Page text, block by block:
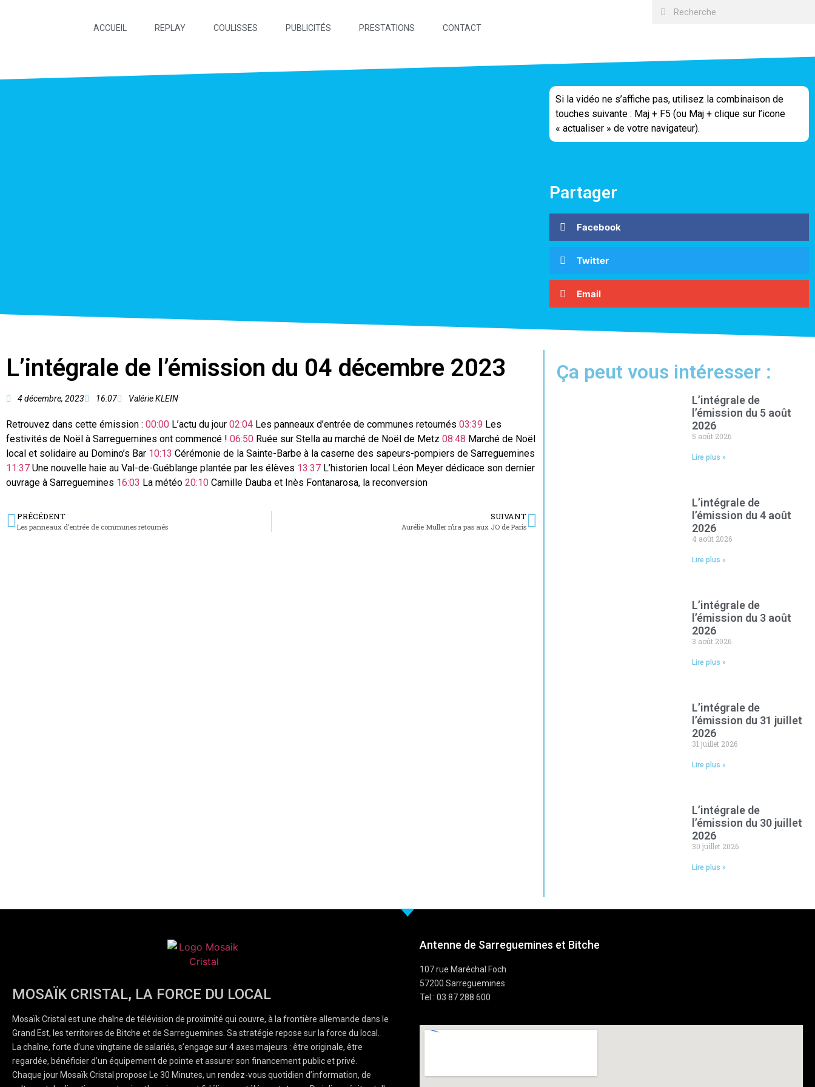
ACCUEIL REPLAY COULISSES PUBLICITÉS PRESTATIONS CONTACT
Si la vidéo ne s’affiche pas, utilisez la combinaison de
touches suivante : Maj + F5 (ou Maj + clique sur l’icone
« actualiser » de votre navigateur).
Partager
Facebook
Twitter
Email
L’intégrale de l’émission du 04 décembre 2023
4 décembre, 2023 16:07 Valérie KLEIN
Retrouvez dans cette émission : 00:00 L’actu du jour 02:04 Les panneaux d’entrée de communes retournés 03:39 Les
festivités de Noël à Sarreguemines ont commencé ! 06:50 Ruée sur Stella au marché de Noël de Metz 08:48 Marché de Noël
local et solidaire au Domino’s Bar 10:13 Cérémonie de la Sainte-Barbe à la caserne des sapeurs-pompiers de Sarreguemines
11:37 Une nouvelle haie au Val-de-Guéblange plantée par les élèves 13:37 L’historien local Léon Meyer dédicace son dernier
ouvrage à Sarreguemines 16:03 La météo 20:10 Camille Dauba et Inès Fontanarosa, la reconversion
PRÉCÉDENT
Les panneaux d’entrée de communes retournés
SUIVANT
Aurélie Muller n’ira pas aux JO de Paris
Ça peut vous intéresser :
L’intégrale de
l’émission du 5 août
2026
5 août 2026
Lire plus »
L’intégrale de
l’émission du 4 août
2026
4 août 2026
Lire plus »
L’intégrale de
l’émission du 3 août
2026
3 août 2026
Lire plus »
L’intégrale de
l’émission du 31 juillet
2026
31 juillet 2026
Lire plus »
L’intégrale de
l’émission du 30 juillet
2026
30 juillet 2026
Lire plus »
MOSAÏK CRISTAL, LA FORCE DU LOCAL
Mosaïk Cristal est une chaîne de télévision de proximité qui couvre, à la frontière allemande dans le
Grand Est, les territoires de Bitche et de Sarreguemines. Sa stratégie repose sur la force du local.
La chaîne, forte d’une vingtaine de salariés, s’engage sur 4 axes majeurs : être originale, être
regardée, bénéficier d’un équipement de pointe et assurer son financement public et privé.
Chaque jour Mosaïk Cristal propose Le 30 Minutes, un rendez-vous quotidien d’information, de
Antenne de Sarreguemines et Bitche
107 rue Maréchal Foch
57200 Sarreguemines
Tel : 03 87 288 600